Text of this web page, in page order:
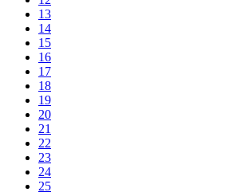
13
14
15
16
17
18
19
20
21
22
23
24
25